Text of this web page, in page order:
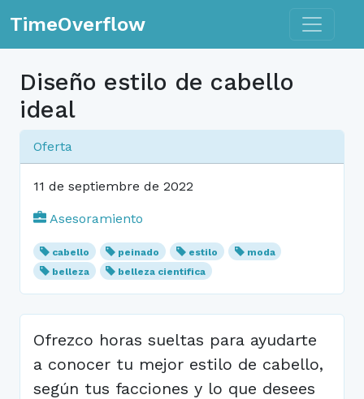
TimeOverflow Toggle
Diseño estilo de cabello
ideal
Oferta
11 de septiembre de 2022
Asesoramiento
cabello peinado estilo
moda
belleza
belleza cientifica
Ofrezco horas sueltas para ayudarte
a conocer tu mejor estilo de cabello,
según tus facciones y lo que desees